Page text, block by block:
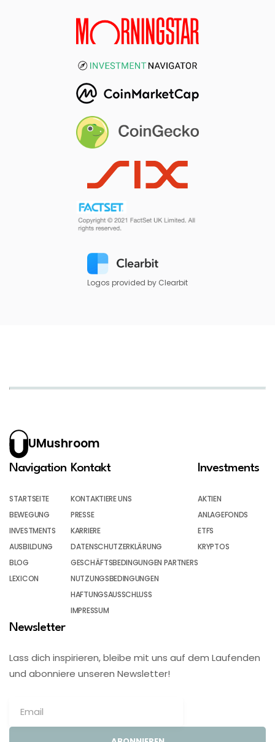
Logos provided by Clearbit
UMushroom
Navigation
STARTSEITE
BEWEGUNG
INVESTMENTS
AUSBILDUNG
BLOG
LEXICON
Kontakt
KONTAKTIERE UNS
PRESSE
KARRIERE
DATENSCHUTZERKLÄRUNG
GESCHÄFTSBEDINGUNGEN PARTNERS
NUTZUNGSBEDINGUNGEN
HAFTUNGSAUSSCHLUSS
IMPRESSUM
Investments
AKTIEN
ANLAGEFONDS
ETFS
KRYPTOS
Newsletter
Lass dich inspirieren, bleibe mit uns auf dem Laufenden
und abonniere unseren Newsletter!